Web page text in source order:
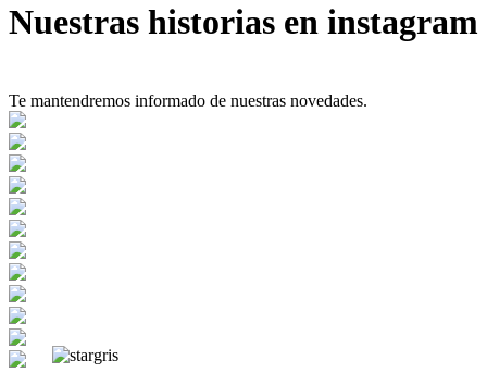
Nuestras historias en instagram
Te mantendremos informado de nuestras novedades.